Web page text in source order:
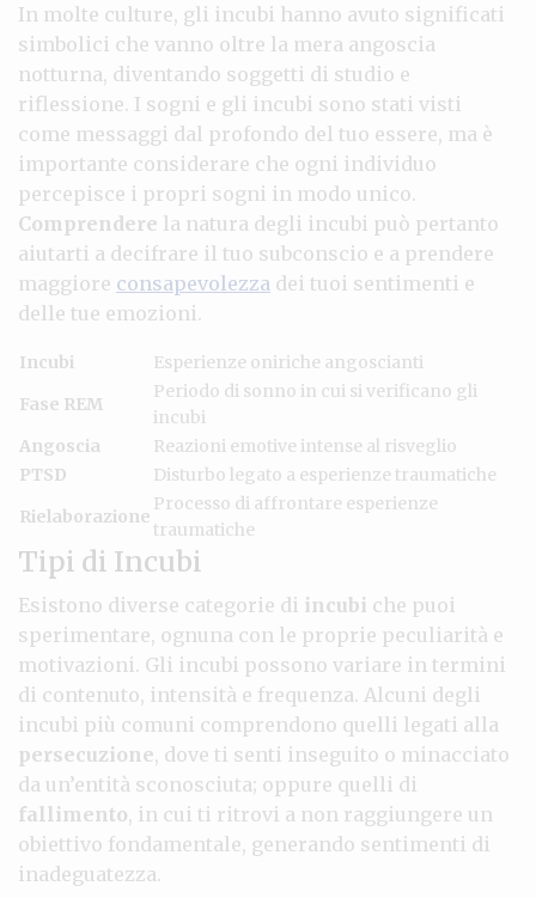
In molte culture, gli incubi hanno avuto significati
simbolici che vanno oltre la mera angoscia
notturna, diventando soggetti di studio e
riflessione. I sogni e gli incubi sono stati visti
come messaggi dal profondo del tuo essere, ma è
importante considerare che ogni individuo
percepisce i propri sogni in modo unico.
Comprendere la natura degli incubi può pertanto
aiutarti a decifrare il tuo subconscio e a prendere
maggiore consapevolezza dei tuoi sentimenti e
delle tue emozioni.
Incubi
Esperienze oniriche angoscianti
Fase REM
Periodo di sonno in cui si verificano gli
incubi
Angoscia
Reazioni emotive intense al risveglio
PTSD
Disturbo legato a esperienze traumatiche
Rielaborazione
Processo di affrontare esperienze
traumatiche
Tipi di Incubi
Esistono diverse categorie di incubi che puoi
sperimentare, ognuna con le proprie peculiarità e
motivazioni. Gli incubi possono variare in termini
di contenuto, intensità e frequenza. Alcuni degli
incubi più comuni comprendono quelli legati alla
persecuzione, dove ti senti inseguito o minacciato
da un’entità sconosciuta; oppure quelli di
fallimento, in cui ti ritrovi a non raggiungere un
obiettivo fondamentale, generando sentimenti di
inadeguatezza.